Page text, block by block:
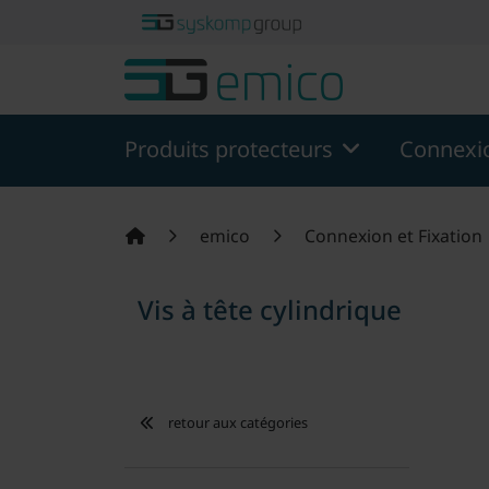
theme.modern::menu.screen_reader.skip_to_content
Produits protecteurs
emico Connexion et Fixation
Vis à tête cylindrique
retour aux catégories